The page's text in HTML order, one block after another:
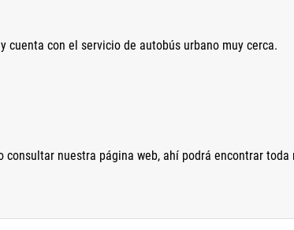
cuenta con el servicio de autobús urbano muy cerca.
nuestra página web, ahí podrá encontrar